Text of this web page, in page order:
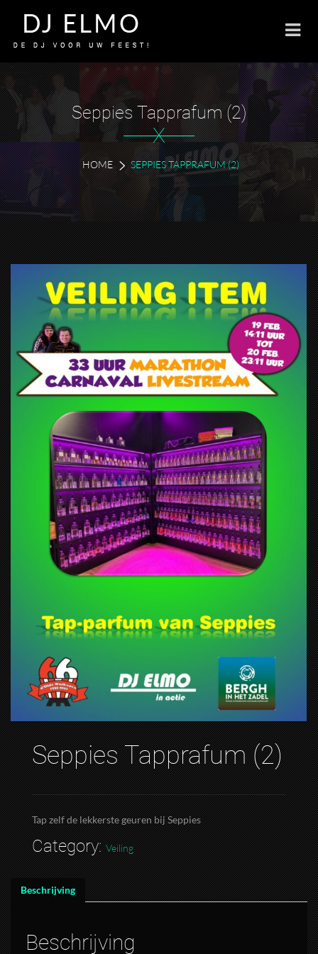
Seppies Tapprafum (2)
X
HOME SEPPIES TAPPRAFUM (2)
Seppies Tapprafum (2)
Tap zelf de lekkerste geuren bij Seppies
Category:Veiling
Beschrijving
Beschrijving